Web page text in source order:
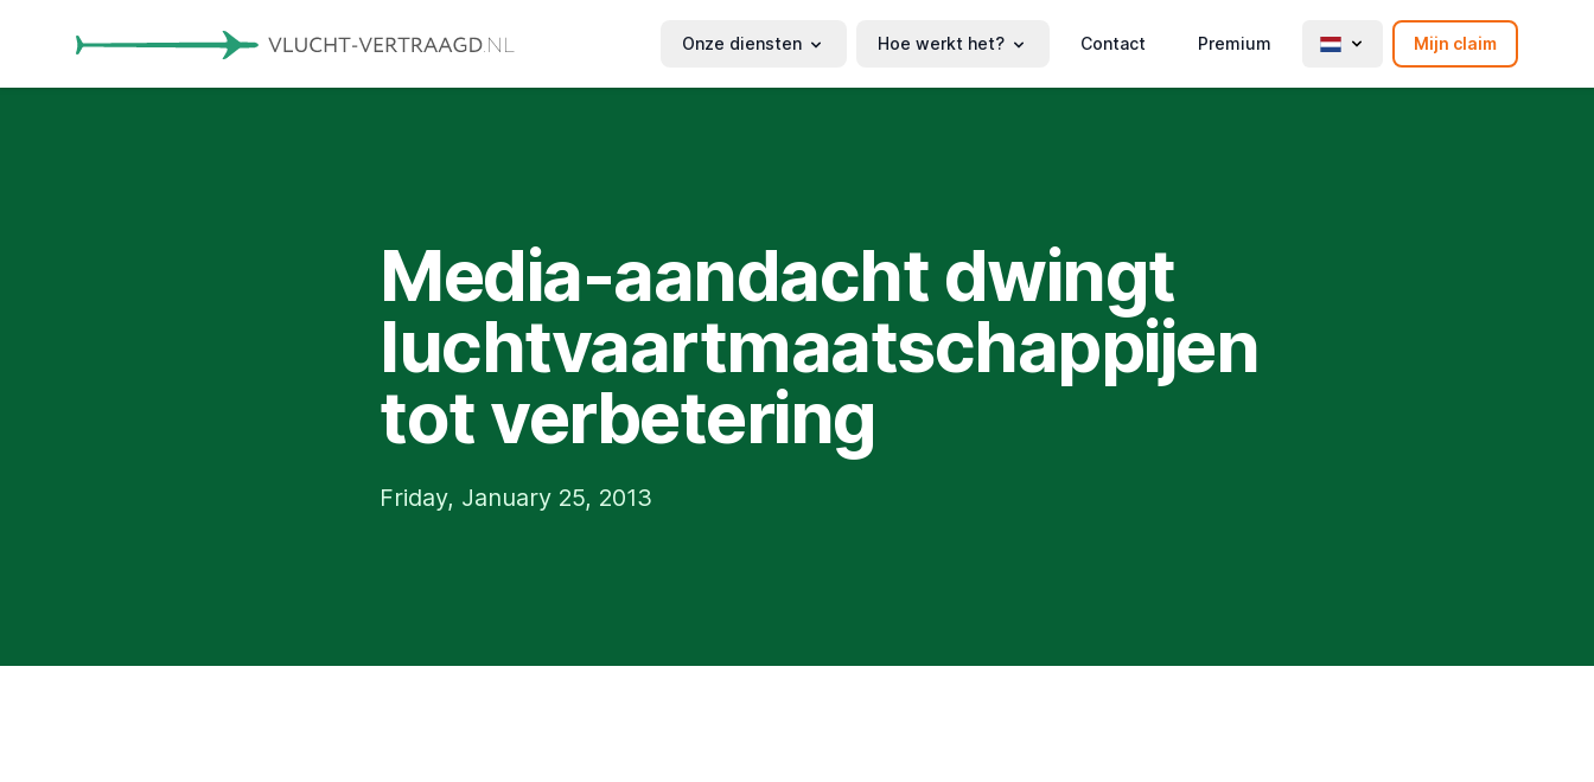
Onze diensten Hoe werkt het? Contact Premium Mijn claim
Media-aandacht dwingt
luchtvaartmaatschappijen
tot verbetering
Friday, January 25, 2013